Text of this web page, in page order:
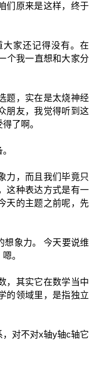
们原来是这样，终于
家还记得没有。在
个我一直想和大家分
题，实在是太烧神经
朋友，我觉得听到这
了啊。
力，而且我们毕竟只
这种表达方式是有一
天的主题之前呢，先
想象力。 今天要说维
。
，其实它在数学当中
的领域里，是指独立
对不对x轴y轴c轴它